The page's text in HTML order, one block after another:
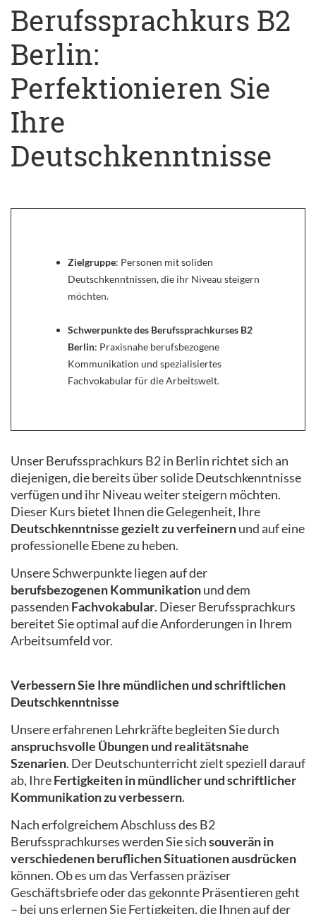
Berufssprachkurs B2
Berlin:
Perfektionieren Sie
Ihre
Deutschkenntnisse
Zielgruppe: Personen mit soliden
Deutschkenntnissen, die ihr Niveau steigern
möchten.
Schwerpunkte des Berufssprachkurses B2
Berlin: Praxisnahe berufsbezogene
Kommunikation und spezialisiertes
Fachvokabular für die Arbeitswelt.
Unser Berufssprachkurs B2 in Berlin richtet sich an
diejenigen, die bereits über solide Deutschkenntnisse
verfügen und ihr Niveau weiter steigern möchten.
Dieser Kurs bietet Ihnen die Gelegenheit, Ihre
Deutschkenntnisse gezielt zu verfeinernund auf eine
professionelle Ebene zu heben.
Unsere Schwerpunkte liegen auf der
berufsbezogenen Kommunikationund dem
passenden Fachvokabular. Dieser Berufssprachkurs
bereitet Sie optimal auf die Anforderungen in Ihrem
Arbeitsumfeld vor.
Verbessern Sie Ihre mündlichen und schriftlichen
Deutschkenntnisse
Unsere erfahrenen Lehrkräfte begleiten Sie durch
anspruchsvolle Übungen und realitätsnahe
Szenarien. Der Deutschunterricht zielt speziell darauf
ab, IhreFertigkeiten in mündlicher und schriftlicher
Kommunikation zu verbessern.
Nach erfolgreichem Abschluss des B2
Berufssprachkurses werden Sie sichsouverän in
verschiedenen beruflichen Situationen ausdrücken
können. Ob es um das Verfassen präziser
Geschäftsbriefe oder das gekonnte Präsentieren geht
– bei uns erlernen Sie Fertigkeiten, die Ihnen auf der